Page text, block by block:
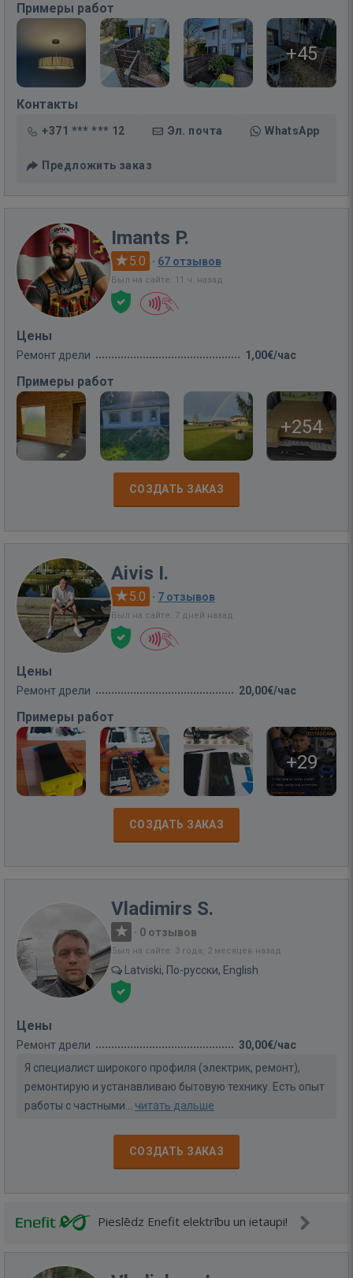
Примеры работ
+45
Контакты
+371 *** *** 12 Эл. почта WhatsApp
Предложить заказ
Imants P.
5.0 · 67 отзывов
Был на сайте: 11 ч. назад
Цены
Ремонт дрели 1,00€/час
Примеры работ
+254
СОЗДАТЬ ЗАКАЗ
Aivis I.
5.0 · 7 отзывов
Был на сайте: 7 дней назад
Цены
Ремонт дрели 20,00€/час
Примеры работ
+29
СОЗДАТЬ ЗАКАЗ
Vladimirs S.
· 0 отзывов
Был на сайте: 3 года, 2 месяцев назад
Latviski, По-русски, English
Цены
Ремонт дрели
30,00€/час
Я специалист широкого профиля (электрик, ремонт),
ремонтирую и устанавливаю бытовую технику. Есть опыт
работы с частными... читать дальше
СОЗДАТЬ ЗАКАЗ
Pieslēdz Enefit elektrību un ietaupi!